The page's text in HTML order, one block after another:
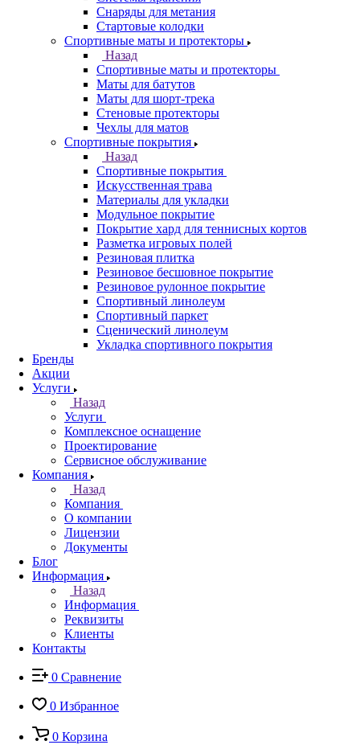
Снаряды для метания
Стартовые колодки
Спортивные маты и протекторы
Назад
Спортивные маты и протекторы
Маты для батутов
Маты для шорт-трека
Стеновые протекторы
Чехлы для матов
Спортивные покрытия
Назад
Спортивные покрытия
Искусственная трава
Материалы для укладки
Модульное покрытие
Покрытие хард для теннисных кортов
Разметка игровых полей
Резиновая плитка
Резиновое бесшовное покрытие
Резиновое рулонное покрытие
Спортивный линолеум
Спортивный паркет
Сценический линолеум
Укладка спортивного покрытия
Бренды
Акции
Услуги
Назад
Услуги
Комплексное оснащение
Проектирование
Сервисное обслуживание
Компания
Назад
Компания
О компании
Лицензии
Документы
Блог
Информация
Назад
Информация
Реквизиты
Клиенты
Контакты
0 Сравнение
0 Избранное
0 Корзина